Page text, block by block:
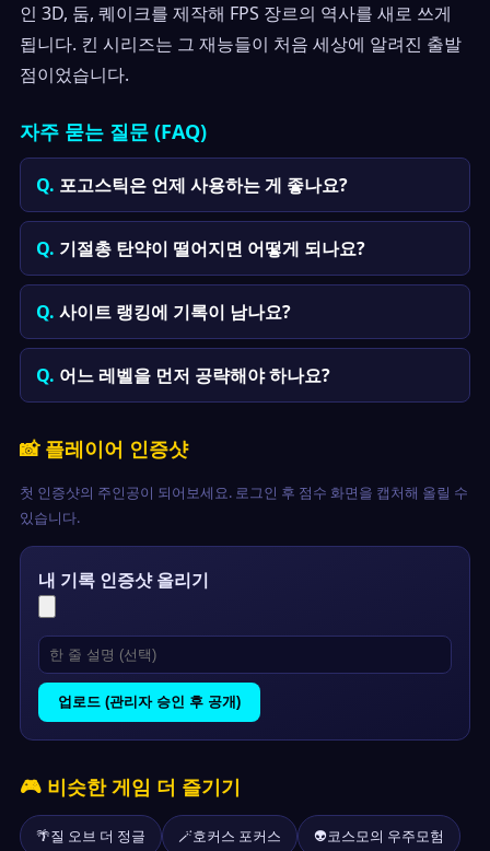
인 3D, 둠, 퀘이크를 제작해 FPS 장르의 역사를 새로 쓰게
됩니다. 킨 시리즈는 그 재능들이 처음 세상에 알려진 출발
점이었습니다.
자주 묻는 질문 (FAQ)
포고스틱은 언제 사용하는 게 좋나요?
기절총 탄약이 떨어지면 어떻게 되나요?
사이트 랭킹에 기록이 남나요?
어느 레벨을 먼저 공략해야 하나요?
📸 플레이어 인증샷
첫 인증샷의 주인공이 되어보세요. 로그인 후 점수 화면을 캡처해 올릴 수
있습니다.
내 기록 인증샷 올리기
업로드 (관리자 승인 후 공개)
🎮 비슷한 게임 더 즐기기
🌴질 오브 더 정글 🪄호커스 포커스 👽코스모의 우주모험